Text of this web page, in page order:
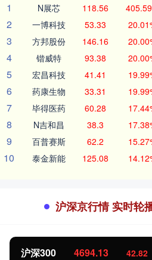
1
N展芯 118.56
2 一博科技 53.33
3 方邦股份 146.16
4 锴威特 93.38
5 宏昌科技 41.41
6 药康生物 33.31
7 毕得医药 60.28
8 N吉和昌 38.3
9 百普赛斯 62.2
10 泰金新能 125.08
沪深京行情 实时轮
北证50 1118.95 -3.93